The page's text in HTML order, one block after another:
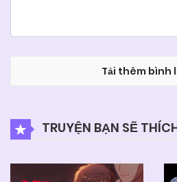
Tải thêm bình
TRUYỆN BẠN SẼ